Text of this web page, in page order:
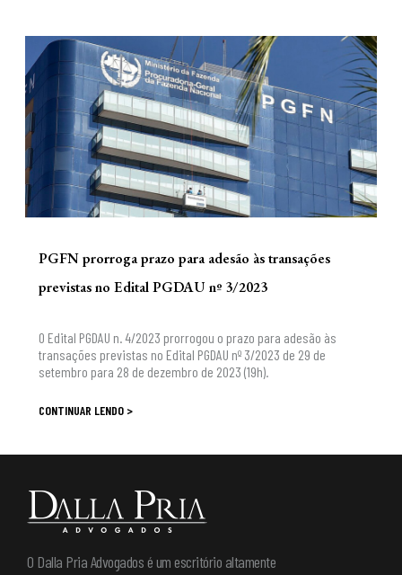
PGFN prorroga prazo para adesão às transações
previstas no Edital PGDAU nº 3/2023
O Edital PGDAU n. 4/2023 prorrogou o prazo para adesão às
transações previstas no Edital PGDAU nº 3/2023 de 29 de
setembro para 28 de dezembro de 2023 (19h).
CONTINUAR LENDO >
O Dalla Pria Advogados é um escritório altamente